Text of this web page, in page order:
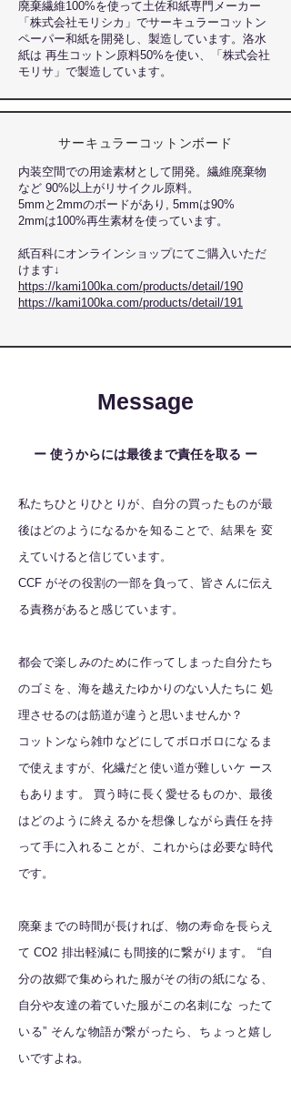
廃棄繊維100%を使って土佐和紙専門メーカー
「株式会社モリシカ」でサーキュラーコットン
ペーパー和紙を開発し、製造しています。洛水
紙は 再生コットン原料50%を使い、「株式会社
モリサ」で製造しています。
サーキュラーコットンボード
内装空間での用途素材として開発。繊維廃棄物
など 90%以上がリサイクル原料。
5mmと2mmのボードがあり, 5mmは90%
2mmは100%再生素材を使っています。
紙百科にオンラインショップにてご購入いただ
けます↓
https://kami100ka.com/products/detail/190
https://kami100ka.com/products/detail/191
Message
ー 使うからには最後まで責任を取る ー
私たちひとりひとりが、⾃分の買ったものが最
後はどのようになるかを知ることで、結果を 変
えていけると信じています。
CCF がその役割の⼀部を負って、皆さんに伝え
る責務があると感じています。
都会で楽しみのために作ってしまった⾃分たち
のゴミを、海を越えたゆかりのない⼈たちに 処
理させるのは筋道が違うと思いませんか？
コットンなら雑⼱などにしてボロボロになるま
で使えますが、化繊だと使い道が難しいケ ース
もあります。 買う時に⻑く愛せるものか、最後
はどのように終えるかを想像しながら責任を持
って⼿に⼊れることが、これからは必要な時代
です。
廃棄までの時間が⻑ければ、物の寿命を⻑らえ
て CO2 排出軽減にも間接的に繋がります。 “⾃
分の故郷で集められた服がその街の紙になる、
⾃分や友達の着ていた服がこの名刺にな ったて
いる” そんな物語が繋がったら、ちょっと嬉し
いですよね。